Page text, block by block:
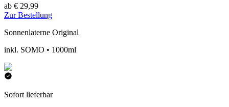
ab € 29,99
Zur Bestellung
Sonnenlaterne Original
inkl. SOMO • 1000ml
Sofort lieferbar